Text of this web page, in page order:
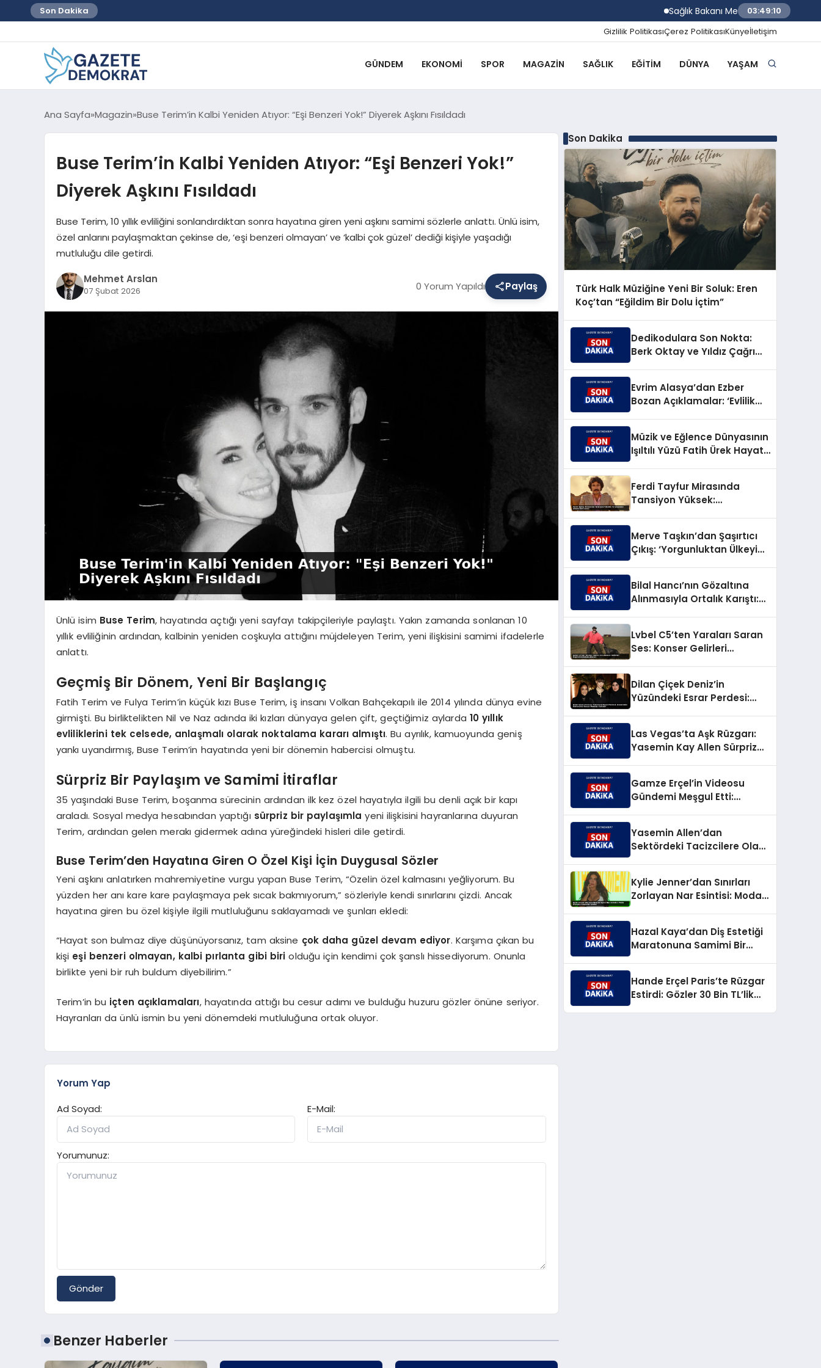
Son Dakika Sağlık Bakanı Memişoğlu İzmir Biyotıp
03:49:11
Gizlilik PolitikasıÇerez PolitikasıKünyeİletişim
GÜNDEM EKONOMI SPOR MAGAZIN SAĞLIK EĞITIM DÜNYA YAŞAM
Ana Sayfa Magazin Buse Terim’in Kalbi Yeniden Atıyor: “Eşi Benzeri Yok!” Diyerek Aşkını Fısıldadı
Buse Terim’in Kalbi Yeniden Atıyor: “Eşi Benzeri Yok!”
Diyerek Aşkını Fısıldadı
Buse Terim, 10 yıllık evliliğini sonlandırdıktan sonra hayatına giren yeni aşkını samimi sözlerle anlattı. Ünlü isim,
özel anlarını paylaşmaktan çekinse de, ‘eşi benzeri olmayan’ ve ‘kalbi çok güzel’ dediği kişiyle yaşadığı
mutluluğu dile getirdi.
Mehmet Arslan
07 Şubat 2026 0 Yorum Yapıldı Paylaş
Ünlü isim Buse Terim, hayatında açtığı yeni sayfayı takipçileriyle paylaştı. Yakın zamanda sonlanan 10
yıllık evliliğinin ardından, kalbinin yeniden coşkuyla attığını müjdeleyen Terim, yeni ilişkisini samimi ifadelerle
anlattı.
Geçmiş Bir Dönem, Yeni Bir Başlangıç
Fatih Terim ve Fulya Terim’in küçük kızı Buse Terim, iş insanı Volkan Bahçekapılı ile 2014 yılında dünya evine
girmişti. Bu birliktelikten Nil ve Naz adında iki kızları dünyaya gelen çift, geçtiğimiz aylarda 10 yıllık
evliliklerini tek celsede, anlaşmalı olarak noktalama kararı almıştı. Bu ayrılık, kamuoyunda geniş
yankı uyandırmış, Buse Terim’in hayatında yeni bir dönemin habercisi olmuştu.
Sürpriz Bir Paylaşım ve Samimi İtiraflar
35 yaşındaki Buse Terim, boşanma sürecinin ardından ilk kez özel hayatıyla ilgili bu denli açık bir kapı
araladı. Sosyal medya hesabından yaptığı sürpriz bir paylaşımla yeni ilişkisini hayranlarına duyuran
Terim, ardından gelen merakı gidermek adına yüreğindeki hisleri dile getirdi.
Buse Terim’den Hayatına Giren O Özel Kişi İçin Duygusal Sözler
Yeni aşkını anlatırken mahremiyetine vurgu yapan Buse Terim, “Özelin özel kalmasını yeğliyorum. Bu
yüzden her anı kare kare paylaşmaya pek sıcak bakmıyorum,” sözleriyle kendi sınırlarını çizdi. Ancak
hayatına giren bu özel kişiyle ilgili mutluluğunu saklayamadı ve şunları ekledi:
“Hayat son bulmaz diye düşünüyorsanız, tam aksine çok daha güzel devam ediyor. Karşıma çıkan bu
kişi eşi benzeri olmayan, kalbi pırlanta gibi biri olduğu için kendimi çok şanslı hissediyorum. Onunla
birlikte yeni bir ruh buldum diyebilirim.”
Terim’in bu içten açıklamaları, hayatında attığı bu cesur adımı ve bulduğu huzuru gözler önüne seriyor.
Hayranları da ünlü ismin bu yeni dönemdeki mutluluğuna ortak oluyor.
Yorum Yap
Ad Soyad:
E-Mail:
Yorumunuz:
Gönder
Benzer Haberler
Son Dakika
Türk Halk Müziğine Yeni Bir Soluk: Eren
Koç’tan “Eğildim Bir Dolu İçtim”
Dedikodulara Son Nokta:
Berk Oktay ve Yıldız Çağrı
Evrim Alasya’dan Ezber
Bozan Açıklamalar: ‘Evlilik
Müzik ve Eğlence Dünyasının
Işıltılı Yüzü Fatih Ürek Hayata
Ferdi Tayfur Mirasında
Tansiyon Yüksek:
Merve Taşkın’dan Şaşırtıcı
Çıkış: ‘Yorgunluktan Ülkeyi
Bilal Hancı’nın Gözaltına
Alınmasıyla Ortalık Karıştı:
Lvbel C5’ten Yaraları Saran
Ses: Konser Gelirleri
Dilan Çiçek Deniz’in
Yüzündeki Esrar Perdesi:
Las Vegas’ta Aşk Rüzgarı:
Yasemin Kay Allen Sürpriz
Gamze Erçel’in Videosu
Gündemi Meşgul Etti:
Yasemin Allen’dan
Sektördeki Tacizcilere Olay
Kylie Jenner’dan Sınırları
Zorlayan Nar Esintisi: Moda
Hazal Kaya’dan Diş Estetiği
Maratonuna Samimi Bir
Hande Erçel Paris’te Rüzgar
Estirdi: Gözler 30 Bin TL’lik